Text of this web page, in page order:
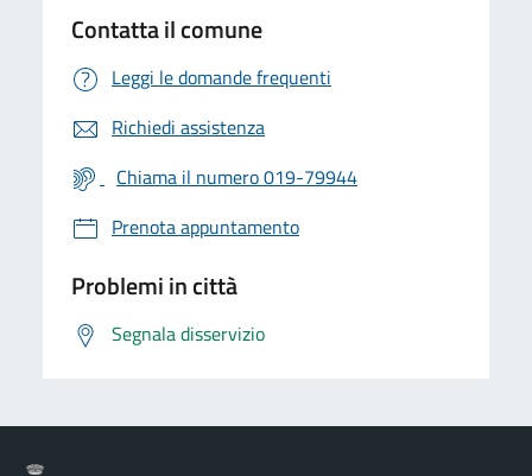
Contatta il comune
Leggi le domande frequenti
Richiedi assistenza
Chiama il numero 019-79944
Prenota appuntamento
Problemi in città
Segnala disservizio